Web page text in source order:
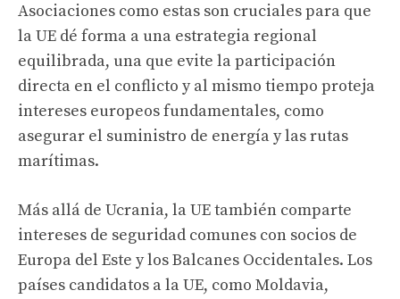
Asociaciones como estas son cruciales para que
la UE dé forma a una estrategia regional
equilibrada, una que evite la participación
directa en el conflicto y al mismo tiempo proteja
intereses europeos fundamentales, como
asegurar el suministro de energía y las rutas
marítimas.
Más allá de Ucrania, la UE también comparte
intereses de seguridad comunes con socios de
Europa del Este y los Balcanes Occidentales. Los
países candidatos a la UE, como Moldavia,